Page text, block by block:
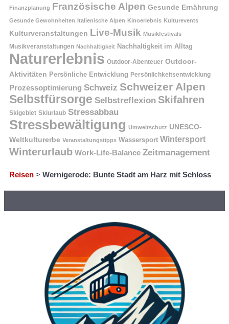
Finanzplanung Französische Alpen Gesunde Ernährung
Gesunde Gewohnheiten Italienische Alpen Kinoerlebnis Kulturevents
Kulturveranstaltungen Live-Musik Musikfestivals
Musikveranstaltungen Nachhaltigkeit Nachhaltigkeit im Alltag
Naturerlebnis Outdoor-Abenteuer Outdoor-
Aktivitäten Persönliche Entwicklung Persönlichkeitsentwicklung
Prozessoptimierung Schweiz Schweizer Alpen
Selbstfürsorge Selbstreflexion Skifahren
Skigebiet Skiurlaub Stressabbau
Stressbewältigung Umweltschutz UNESCO-
Weltkulturerbe Veranstaltungstipps Wassersport Wintersport
Winterurlaub Work-Life-Balance Zeitmanagement
Reisen > Wernigerode: Bunte Stadt am Harz mit Schloss